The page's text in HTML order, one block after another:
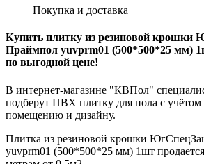
Покупка и доставка
Купить плитку из резиновой крошки
Праймпол yuvprm01 (500*500*25 мм)
по выгодной цене!
В интернет-магазине "КВПол"
подберут ПВХ плитку для пола с учётом
помещению и дизайну.
Плитка из резиновой крошки
yuvprm01 (500*500*25 мм) 1шт